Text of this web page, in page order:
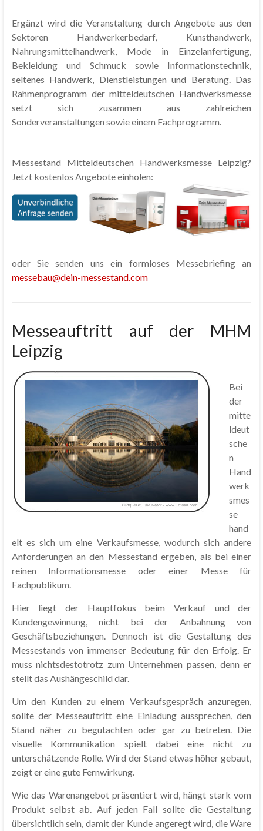
Ergänzt wird die Veranstaltung durch Angebote aus den
Sektoren Handwerkerbedarf, Kunsthandwerk,
Nahrungsmittelhandwerk, Mode in Einzelanfertigung,
Bekleidung und Schmuck sowie Informationstechnik,
seltenes Handwerk, Dienstleistungen und Beratung. Das
Rahmenprogramm der mitteldeutschen Handwerksmesse
setzt sich zusammen aus zahlreichen
Sonderveranstaltungen sowie einem Fachprogramm.
Messestand Mitteldeutschen Handwerksmesse Leipzig?
Jetzt kostenlos Angebote einholen:
oder Sie senden uns ein formloses Messebriefing an
messebau@dein-messestand.com
Messeauftritt auf der MHM
Leipzig
Bei
der
mitte
ldeut
sche
n
Hand
werk
smes
se
hand
elt es sich um eine Verkaufsmesse, wodurch sich andere
Anforderungen an den Messestand ergeben, als bei einer
reinen Informationsmesse oder einer Messe für
Fachpublikum.
Hier liegt der Hauptfokus beim Verkauf und der
Kundengewinnung, nicht bei der Anbahnung von
Geschäftsbeziehungen. Dennoch ist die Gestaltung des
Messestands von immenser Bedeutung für den Erfolg. Er
muss nichtsdestotrotz zum Unternehmen passen, denn er
stellt das Aushängeschild dar.
Um den Kunden zu einem Verkaufsgespräch anzuregen,
sollte der Messeauftritt eine Einladung aussprechen, den
Stand näher zu begutachten oder gar zu betreten. Die
visuelle Kommunikation spielt dabei eine nicht zu
unterschätzende Rolle. Wird der Stand etwas höher gebaut,
zeigt er eine gute Fernwirkung.
Wie das Warenangebot präsentiert wird, hängt stark vom
Produkt selbst ab. Auf jeden Fall sollte die Gestaltung
übersichtlich sein, damit der Kunde angeregt wird, die Ware